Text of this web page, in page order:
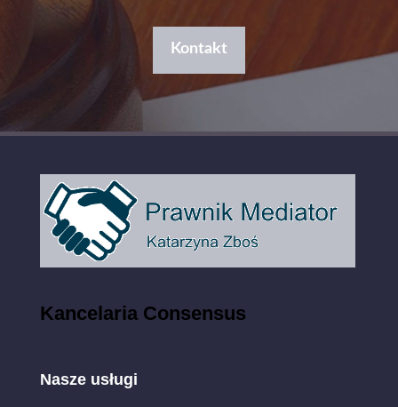
Kontakt
Kancelaria Consensus
Nasze usługi